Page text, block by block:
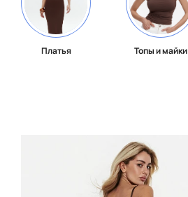
Платья Топы и майки